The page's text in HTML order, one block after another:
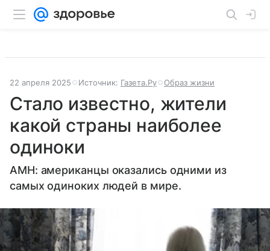
22 апреля 2025 Источник: Газета.Ру Образ жизни
Стало известно, жители
какой страны наиболее
одиноки
AMH: американцы оказались одними из
самых одиноких людей в мире.